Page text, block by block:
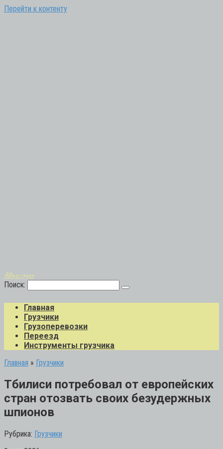
Перейти к контенту
Авто-грузо
Поиск:
Главная
Грузчики
Грузоперевозки
Переезд
Инструменты грузчика
Главная » Грузчики
Тбилиси потребовал от европейских
стран отозвать своих безудержных
шпионов
Рубрика: Грузчики